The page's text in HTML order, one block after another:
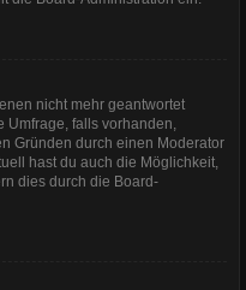
nicht mehr geantwortet
falls vorhanden,
Gründen durch einen Moderator
hast du auch die Möglichkeit,
dies durch die Board-